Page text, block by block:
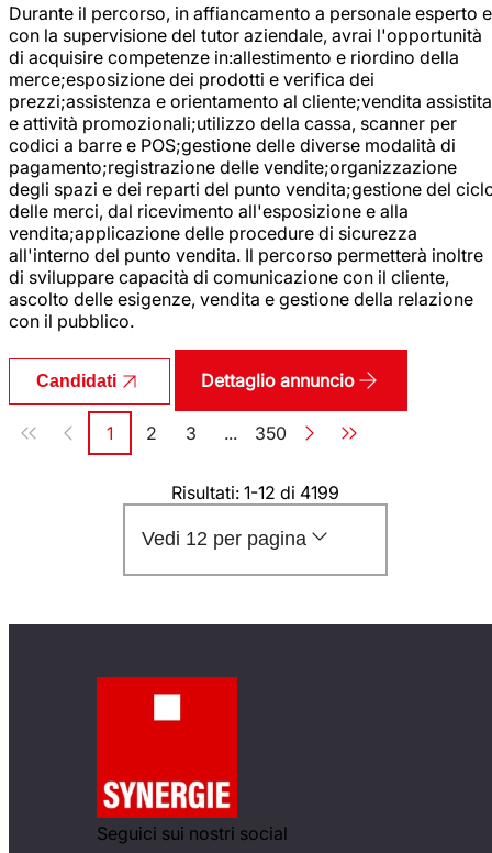
Durante il percorso, in affiancamento a personale esperto e
con la supervisione del tutor aziendale, avrai l'opportunità
di acquisire competenze in:allestimento e riordino della
merce;esposizione dei prodotti e verifica dei
prezzi;assistenza e orientamento al cliente;vendita assistita
e attività promozionali;utilizzo della cassa, scanner per
codici a barre e POS;gestione delle diverse modalità di
pagamento;registrazione delle vendite;organizzazione
degli spazi e dei reparti del punto vendita;gestione del
delle merci, dal ricevimento all'esposizione e alla
vendita;applicazione delle procedure di sicurezza
all'interno del punto vendita. Il percorso permetterà inoltre
di sviluppare capacità di comunicazione con il cliente,
ascolto delle esigenze, vendita e gestione della relazione
con il pubblico.
Candidati Dettaglio annuncio
Paginazione
Pagina
1 Pagina
2 Pagina
3 ... Pagina
350
Risultati: 1-12 di 4199
Vedi 12 per pagina
Seguici sui nostri social